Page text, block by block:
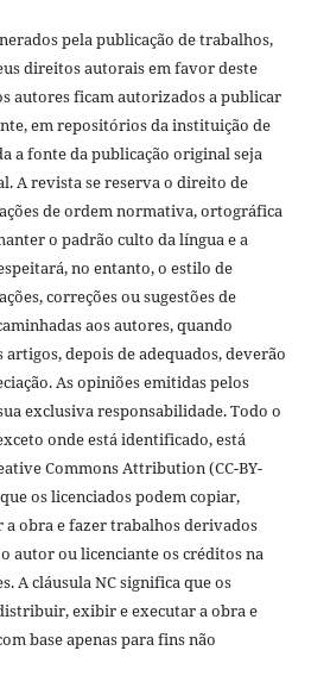
pela publicação de trabalhos,
direitos autorais em favor deste
autores ficam autorizados a publicar
em repositórios da instituição de
a fonte da publicação original seja
A revista se reserva o direito de
de ordem normativa, ortográfica
o padrão culto da língua e a
no entanto, o estilo de
correções ou sugestões de
aos autores, quando
artigos, depois de adequados, deverão
As opiniões emitidas pelos
exclusiva responsabilidade. Todo o
onde está identificado, está
Commons Attribution (CC-BY-
os licenciados podem copiar,
obra e fazer trabalhos derivados
autor ou licenciante os créditos na
A cláusula NC significa que os
exibir e executar a obra e
base apenas para fins não